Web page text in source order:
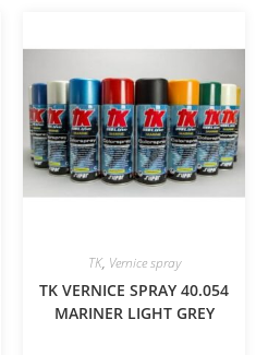
TK, Vernice spray
TK VERNICE SPRAY 40.054
MARINER LIGHT GREY